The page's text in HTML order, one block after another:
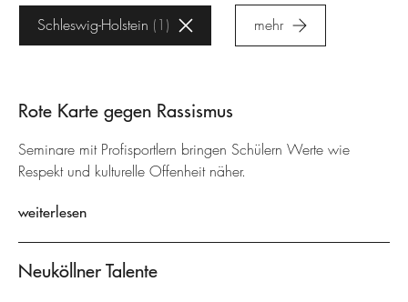
Schleswig-Holstein 1 mehr
Rote Karte gegen Rassismus
Seminare mit Profisportlern bringen Schülern Werte wie
Respekt und kulturelle Offenheit näher.
weiterlesen
Neuköllner Talente